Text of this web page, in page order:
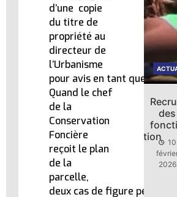
d’une copie
du titre de
propriété au
directeur de
l’Urbanisme
pour avis en tant que
Quand le chef
de la
Conservation
Foncière
reçoit le plan
de la
parcelle,
deux cas de figure peuvent
ACTUALITÉ
Recrutement
fonctionnaires
ACTUALITÉ
du site
« l’admnistration
à votre
février
des
10
2026